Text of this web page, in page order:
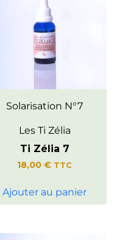
à ressentir une harmonie
l’expérience extérieure.
Solarisation N°7
Les Ti Zélia
Ti Zélia 7
18,00€ TTC
Ajouter au panier